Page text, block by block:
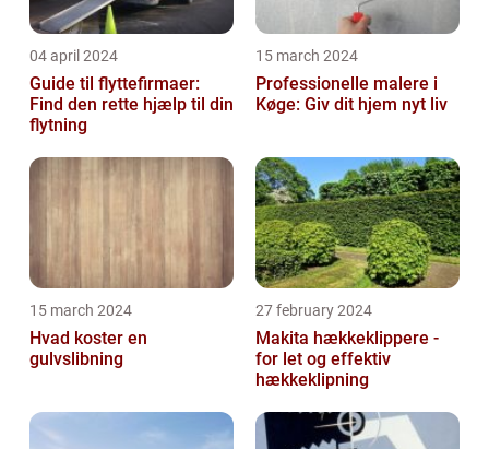
04 april 2024
Guide til flyttefirmaer:
Find den rette hjælp til din
flytning
15 march 2024
Professionelle malere i
Køge: Giv dit hjem nyt liv
15 march 2024
Hvad koster en
gulvslibning
27 february 2024
Makita hækkeklippere -
for let og effektiv
hækkeklipning